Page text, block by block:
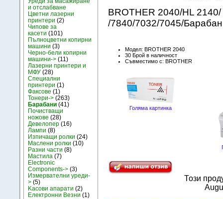
и отслабване
Цветни лазерни
принтери (2)
Чипове за
касети (101)
Пълноцветни копирни
машини (3)
Черно-бели копирни
машини-> (11)
Лазерни принтери и
МФУ (28)
Специални
принтери (1)
Факсове (1)
Тонери-> (263)
Барабани (41)
Почистващи
ножове (28)
Девелопер (16)
Лампи (8)
Изпичащи ролки (24)
Маслени ролки (10)
Разни части (8)
Мастила (7)
Electronic
Components-> (3)
Измервателни уреди-
> (5)
Kасови апарати (2)
Електронни Везни (1)
BROTHER 2040/HL
/7840/7032/7045/
Модел: BROTHER 2040
30 Брой в наличност
Съвместимо с: BROTHER
Голяма картинка
Този